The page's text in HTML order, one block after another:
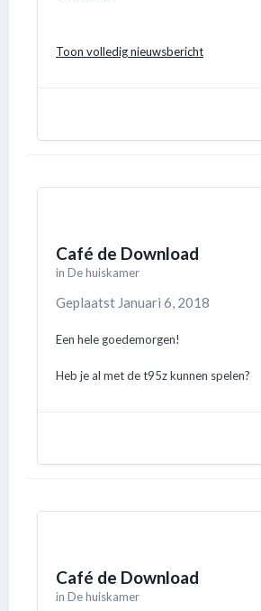
Toon volledig nieuwsbericht
Café de Download
in De huiskamer
Geplaatst Januari 6, 2018
Een hele goedemorgen!
Heb je al met de t95z kunnen spelen?
Café de Download
in De huiskamer